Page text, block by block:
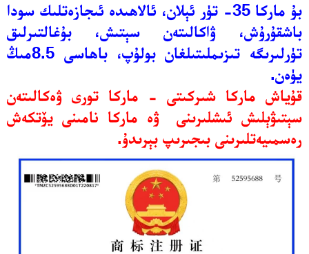
بۇ ماركا 35- تۈر ئېلان، ئالاھىدە ئىجازەتلىك سودا
باشقۇرۇش، ۋاكالىتەن سېتىش، بۇغالتىرلىق
تۈرلىرىگە تىزىملىتىلغان بولۇپ، باھاسى 8.5مىڭ
يۈەن.
قۇياش ماركا شىركىتى - ماركا تورى ۋەكالىتەن
سېتىۋېلىش ئىشلىرىنى ۋە ماركا نامىنى يۆتكەش
رەسمىيەتلىرىنى بىجىرىپ بېرىدۇ.